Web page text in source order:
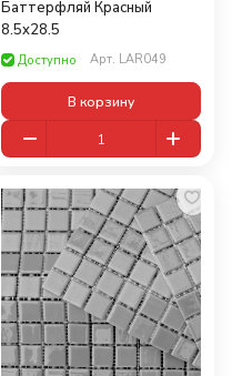
Баттерфляй Красный
8.5x28.5
Доступно Арт. LAR049
В корзину